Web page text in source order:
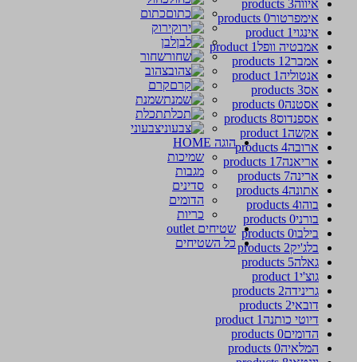
כתום
ירוק
לבן
שחור
צהוב
קרם
שמנת
תכלת
צבעוני
הוגה HOME
שמיכות
מגבות
סדינים
הדומים
כריות
שטיחים outlet
כל השטיחים
איווה3 products
אימפרטור0 products
אינגוי1 product
אמבטיה וופל1 product
אמבר12 products
אנטוליה1 product
אס3 products
אסטנה0 products
אספנדוס8 products
אקשה1 product
ארובה4 products
אריאנה17 products
ארינה7 products
אתונה4 products
בוהו4 products
בורני0 products
בילבו0 products
בלג'יק2 products
גאלה5 products
גוצ'י1 product
גרינידה2 products
דובאי2 products
דיוטי כותנה1 product
הדומים0 products
המלאיה0 products